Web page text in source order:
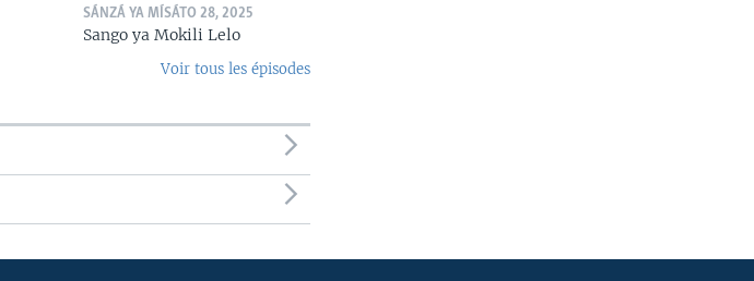
SÁNZÁ YA MÍSÁTO 28, 2025
Sango ya Mokili Lelo
Voir tous les épisodes